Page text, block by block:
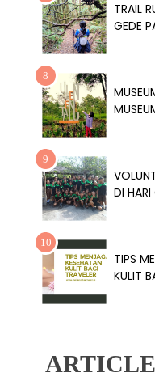
TRAIL
GEDE
DI HARI
TIPS
KULIT
ARTICLE